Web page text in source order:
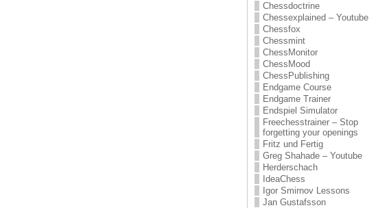
Chessdoctrine
Chessexplained – Youtube
Chessfox
Chessmint
ChessMonitor
ChessMood
ChessPublishing
Endgame Course
Endgame Trainer
Endspiel Simulator
Freechesstrainer – Stop
forgetting your openings
Fritz und Fertig
Greg Shahade – Youtube
Herderschach
IdeaChess
Igor Smirnov Lessons
Jan Gustafsson